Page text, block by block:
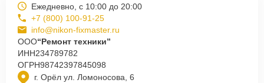
г. Орёл ул. Ломоносова, 6
Ежедневно, с 10:00 до 20:00
+7 (800) 100-91-25
info@nikon-fixmaster.ru
ООО“Ремонт техники”
ИНН234789782
ОГРН98742397845098